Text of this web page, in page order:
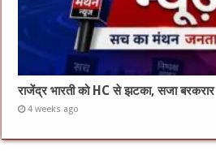
राजेंद्र भारती को HC से झटका, सजा बरकरार
4 weeks ago